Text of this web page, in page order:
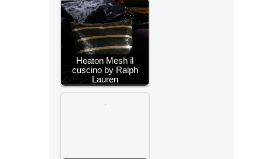
Heaton Mesh il
cuscino by Ralph
Lauren